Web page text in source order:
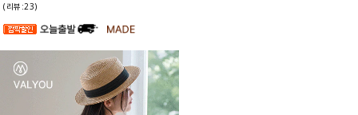
(리뷰:23)